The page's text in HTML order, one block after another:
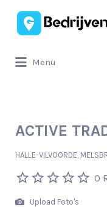
Zoek
naar:
Menu
naar:
ACTIVE
HALLE-VILVOORDE,
0
Upload Foto's